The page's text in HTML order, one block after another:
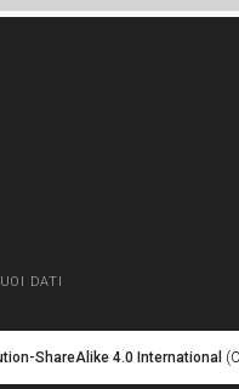
DATI
ShareAlike 4.0 International